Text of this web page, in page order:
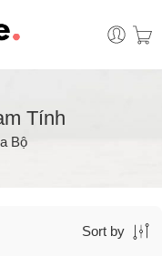
Tính
Bộ
Sort by